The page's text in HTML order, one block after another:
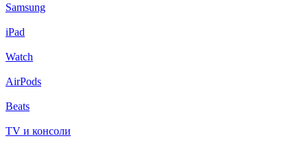
Samsung
iPad
Watch
AirPods
Beats
TV и консоли